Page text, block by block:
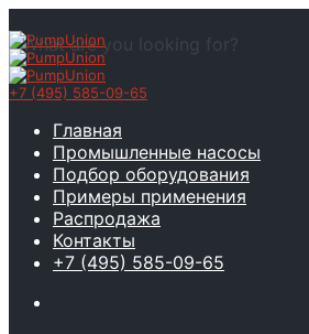
+7 (495) 585-09-65
Главная
Промышленные насосы
Подбор оборудования
Примеры применения
Распродажа
Контакты
+7 (495) 585-09-65
What are you looking for?